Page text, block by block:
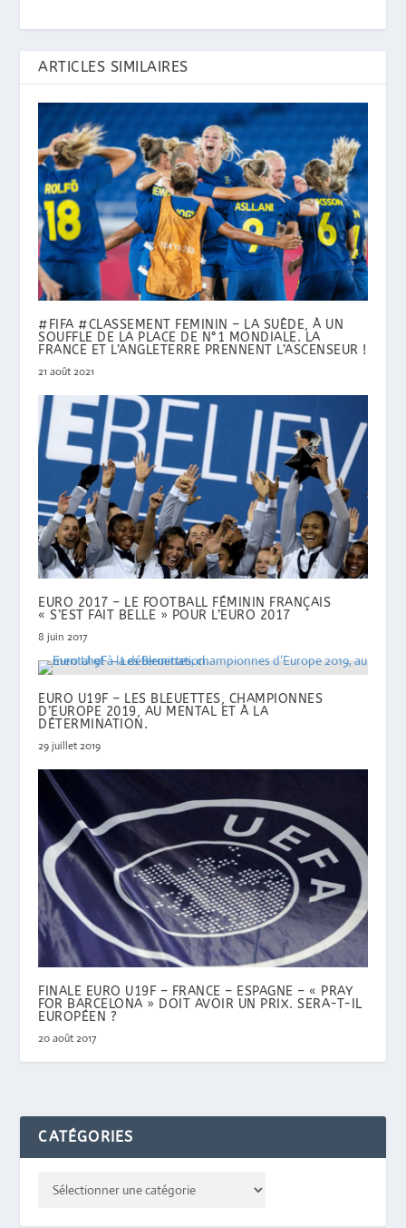
ARTICLES SIMILAIRES
#FIFA #CLASSEMENT FEMININ – LA SUÈDE, À UN
SOUFFLE DE LA PLACE DE N°1 MONDIALE. LA
FRANCE ET L’ANGLETERRE PRENNENT L’ASCENSEUR !
21 août 2021
EURO 2017 – LE FOOTBALL FÉMININ FRANÇAIS
« S’EST FAIT BELLE » POUR L’EURO 2017
8 juin 2017
EURO U19F – LES BLEUETTES, CHAMPIONNES
D’EUROPE 2019, AU MENTAL ET À LA
DÉTERMINATION.
29 juillet 2019
FINALE EURO U19F – FRANCE – ESPAGNE – « PRAY
FOR BARCELONA » DOIT AVOIR UN PRIX. SERA-T-IL
EUROPÉEN ?
20 août 2017
CATÉGORIES